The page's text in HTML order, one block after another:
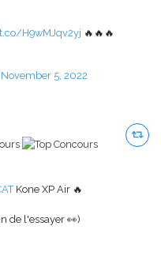
H9wMJqv2yj 🔥🔥🔥
November 5, 2022
Kone XP Air 🔥
de l'essayer 👀)